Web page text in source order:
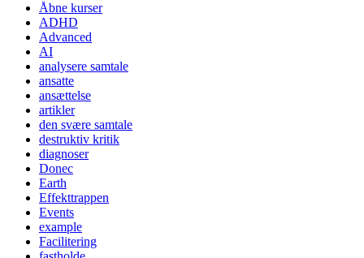
Åbne kurser
ADHD
Advanced
AI
analysere samtale
ansatte
ansættelse
artikler
den svære samtale
destruktiv kritik
diagnoser
Donec
Earth
Effekttrappen
Events
example
Facilitering